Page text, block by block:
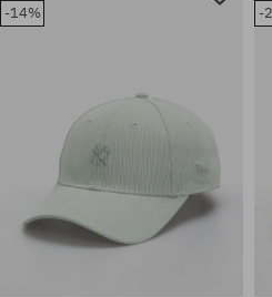
univerzális méret
-14%
-